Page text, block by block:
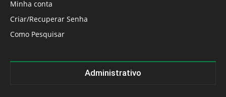
Minha conta
Criar/Recuperar Senha
Como Pesquisar
Administrativo